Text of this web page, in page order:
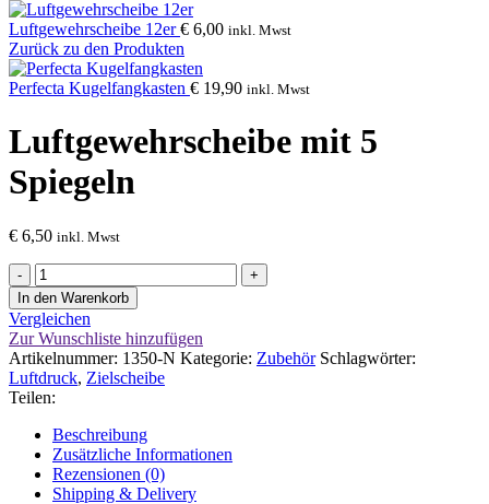
Luftgewehrscheibe 12er€ 6,00 inkl. Mwst
Zurück zu den Produkten
Perfecta Kugelfangkasten € 19,90 inkl. Mwst
Luftgewehrscheibe mit 5
Spiegeln
€ 6,50 inkl. Mwst
Luftgewehrscheibe
mit
5
Spiegeln
Menge
In den Warenkorb
Vergleichen
Zur Wunschliste hinzufügen
Artikelnummer: 1350-N Kategorie: Zubehör Schlagwörter:
Luftdruck, Zielscheibe
Teilen:
Beschreibung
Zusätzliche Informationen
Rezensionen (0)
Shipping & Delivery